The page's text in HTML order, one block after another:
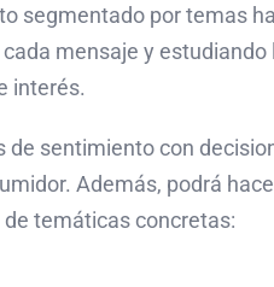
segmentado por temas
mensaje y estudiando
interés.
de sentimiento con
Además, podrá
temáticas concretas: